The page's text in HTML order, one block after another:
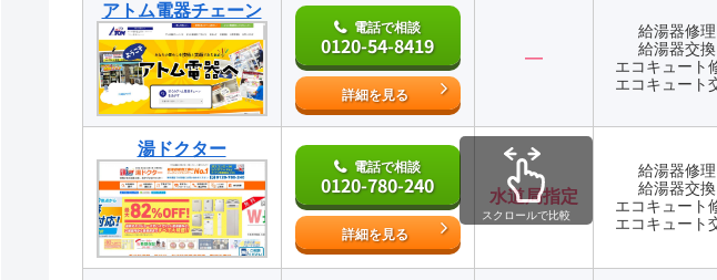
アトム電器チェーン
電話で相談
0120-54-8419
詳細を見る
―
給湯器修
給湯器交
エコキュート
エコキュート
湯ドクター
電話で相談
0120-780-240
詳細を見る
水道局指定
給湯器修
給湯器交
エコキュート
エコキュート
スクロールで比較